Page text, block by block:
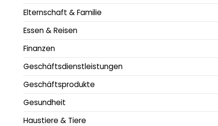
Elternschaft & Familie
Essen & Reisen
Finanzen
Geschäftsdienstleistungen
Geschäftsprodukte
Gesundheit
Haustiere & Tiere